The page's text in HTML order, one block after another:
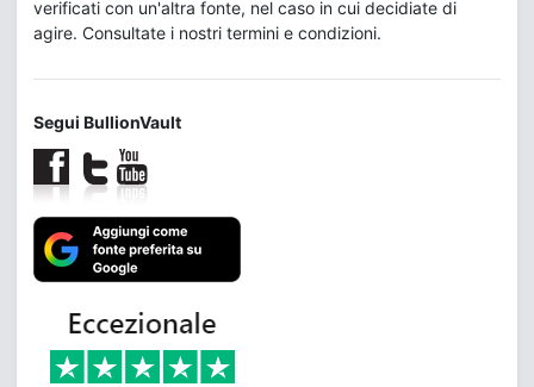
verificati con un'altra fonte, nel caso in cui decidiate di
agire. Consultate i nostri termini e condizioni.
Segui BullionVault